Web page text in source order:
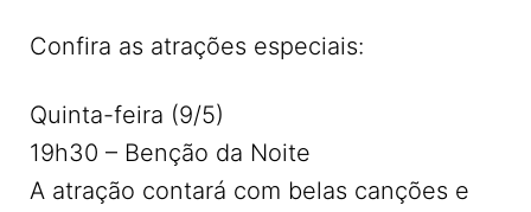
Confira as atrações especiais:
Quinta-feira (9/5)
19h30 – Benção da Noite
A atração contará com belas canções e